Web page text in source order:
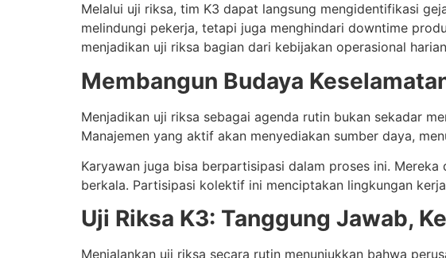
Melalui uji riksa, tim K3 dapat langsung mengidentifikasi
melindungi pekerja, tetapi juga menghindari downtime
menjadikan uji riksa bagian dari kebijakan operasional
Membangun Budaya
Menjadikan uji riksa sebagai agenda rutin bukan sekadar
Manajemen yang aktif akan menyediakan sumber daya,
Karyawan juga bisa berpartisipasi dalam proses ini.
berkala. Partisipasi kolektif ini menciptakan lingkungan
Uji Riksa K3: Tanggung Jawab,
Menjalankan uji riksa secara rutin menunjukkan bahwa